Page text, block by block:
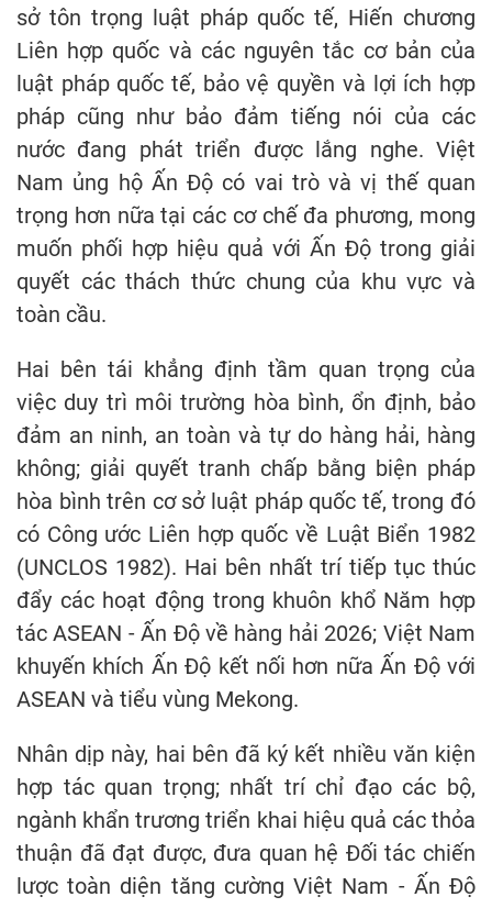
sở tôn trọng luật pháp quốc tế, Hiến chương
Liên hợp quốc và các nguyên tắc cơ bản của
luật pháp quốc tế, bảo vệ quyền và lợi ích hợp
pháp cũng như bảo đảm tiếng nói của các
nước đang phát triển được lắng nghe. Việt
Nam ủng hộ Ấn Độ có vai trò và vị thế quan
trọng hơn nữa tại các cơ chế đa phương, mong
muốn phối hợp hiệu quả với Ấn Độ trong giải
quyết các thách thức chung của khu vực và
toàn cầu.
Hai bên tái khẳng định tầm quan trọng của
việc duy trì môi trường hòa bình, ổn định, bảo
đảm an ninh, an toàn và tự do hàng hải, hàng
không; giải quyết tranh chấp bằng biện pháp
hòa bình trên cơ sở luật pháp quốc tế, trong đó
có Công ước Liên hợp quốc về Luật Biển 1982
(UNCLOS 1982). Hai bên nhất trí tiếp tục thúc
đẩy các hoạt động trong khuôn khổ Năm hợp
tác ASEAN - Ấn Độ về hàng hải 2026; Việt Nam
khuyến khích Ấn Độ kết nối hơn nữa Ấn Độ với
ASEAN và tiểu vùng Mekong.
Nhân dịp này, hai bên đã ký kết nhiều văn kiện
hợp tác quan trọng; nhất trí chỉ đạo các bộ,
ngành khẩn trương triển khai hiệu quả các thỏa
thuận đã đạt được, đưa quan hệ Đối tác chiến
lược toàn diện tăng cường Việt Nam - Ấn Độ